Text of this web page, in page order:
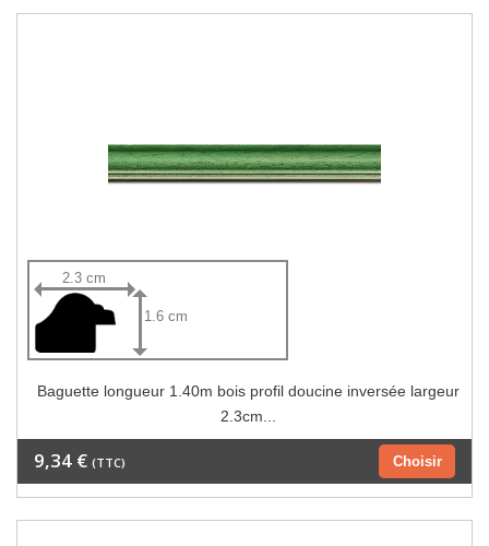
2.3 cm
1.6 cm
Baguette longueur 1.40m bois profil doucine inversée largeur
2.3cm...
Choisir
9,34 € (TTC)